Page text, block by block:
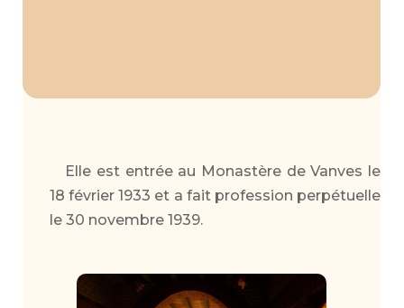
Elle est entrée au Monastère de Vanves le
18 février 1933 et a fait profession perpétuelle
le 30 novembre 1939.